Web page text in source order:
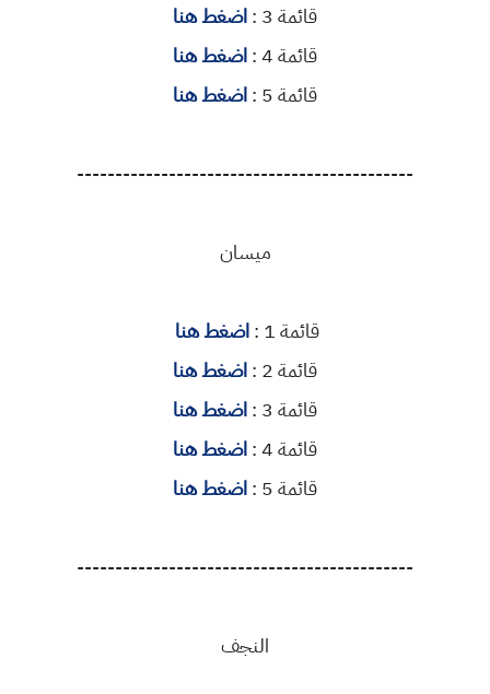
قائمة 3 :
اضغط هنا
قائمة 4 :
اضغط هنا
قائمة 5 :
اضغط هنا
--------------------------------------------
ميسان
قائمة 1 :
اضغط هنا
قائمة 2 :
اضغط هنا
قائمة 3 :
اضغط هنا
قائمة 4 :
اضغط هنا
قائمة 5 :
اضغط هنا
--------------------------------------------
النجف